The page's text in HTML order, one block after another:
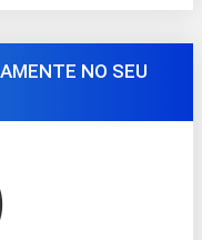
NO SEU